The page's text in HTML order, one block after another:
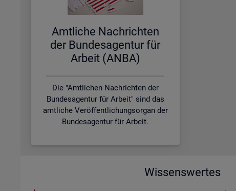
Amt­li­che Nach­rich­ten
der Bun­des­agen­tur für
Ar­beit (ANBA)
Die "Amtlichen Nachrichten der
Bundesagentur für Arbeit" sind das
amtliche Veröffentlichungsorgan der
Bundesagentur für Arbeit.
Wissenswertes